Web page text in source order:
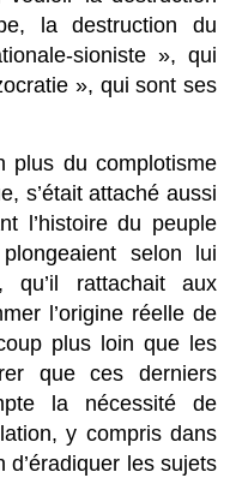
la destruction du
sioniste », qui
», qui sont ses
plus du complotisme
s’était attaché aussi
l’histoire du peuple
selon lui
qu’il rattachait aux
l’origine réelle de
plus loin que les
que ces derniers
la nécessité de
y compris dans
d’éradiquer les sujets